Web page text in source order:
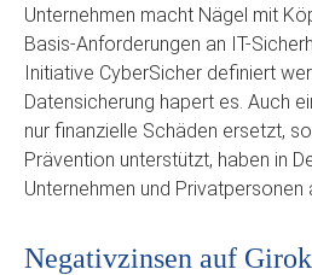
Unternehmen macht Nägel mit
Basis-Anforderungen an IT-
Initiative CyberSicher definiert
Datensicherung hapert es. Auch
nur finanzielle Schäden ersetzt,
Prävention unterstützt, haben in
Unternehmen und
Negativzinsen auf